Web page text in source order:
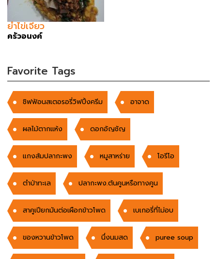
ยำไข่เจียว
ครัวอนงค์
Favorite Tags
ชิฟฟ้อนสเตอรอรี่วิฟปิ้งครีม อาจาด
ผลไม้ตากแห้ง ดอกอัญชัญ
แกงส้มปลากะพง หมูสาหร่าย โอรีโอ
ตำป่าทะเล ปลากะพง.ต้นคูนหรือทางคูน
สาคูเปียกมันต่อเผือกข้าวโพด เบเกอรี่ที่ไม่อบ
ของหวานข้าวโพด นึ่งนมสด puree soup